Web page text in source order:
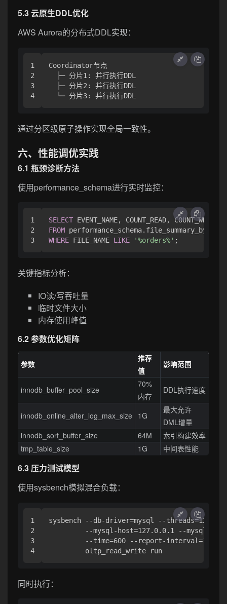
5.3 云原生DDL优化
AWS Aurora的分布式DDL实现：
1
2
3
Coordinator节点
  ├─ 分片1: 并行执行DDL
  ├─ 分片2: 并行执行DDL
通过分区级原子操作实现全局一致性。
六、性能调优实践
6.1 瓶颈诊断方法
使用performance_schema进行实时监控：
1
2
SELECT
FROM
WHERE FILE_NAME LIKE '%orders%'
关键指标分析：
IO读/写吞吐量
临时文件大小
内存使用峰值
6.2 参数优化矩阵
参数
推荐
值
影响范围
innodb_buffer_pool_size
70%
内存
DDL执行速度
innodb_online_alter_log_max_size 1G
最大允许
DML增量
innodb_sort_buffer_size
64M
索引构建效率
tmp_table_size
1G 中间表性能
6.3 压力测试模型
使用sysbench模拟混合负载：
1
2
3
sysbench --db-driver=mysql --threads=128 \
--mysql-host=127.0.0.1 --mysql-
         --time=600 --report-interval=10 \
同时执行：